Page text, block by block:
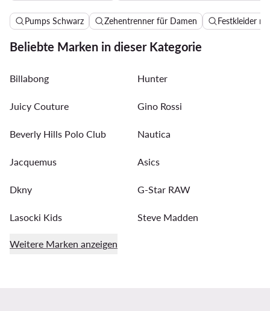
Pumps Schwarz Zehentrenner für Damen Festkleider
Beliebte Marken in dieser Kategorie
Billabong Hunter
Juicy Couture Gino Rossi
Beverly Hills Polo Club Nautica
Jacquemus Asics
Dkny G-Star RAW
Lasocki Kids Steve Madden
Weitere Marken anzeigen